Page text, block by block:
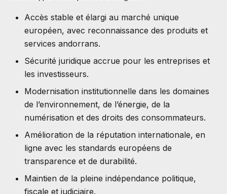
Accès stable et élargi au marché unique
européen, avec reconnaissance des produits et
services andorrans.
Sécurité juridique accrue pour les entreprises et
les investisseurs.
Modernisation institutionnelle dans les domaines
de l’environnement, de l’énergie, de la
numérisation et des droits des consommateurs.
Amélioration de la réputation internationale, en
ligne avec les standards européens de
transparence et de durabilité.
Maintien de la pleine indépendance politique,
fiscale et judiciaire.